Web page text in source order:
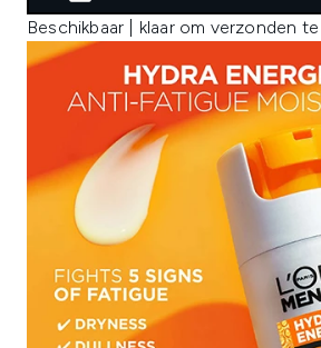
Beschikbaar | klaar om verzonden